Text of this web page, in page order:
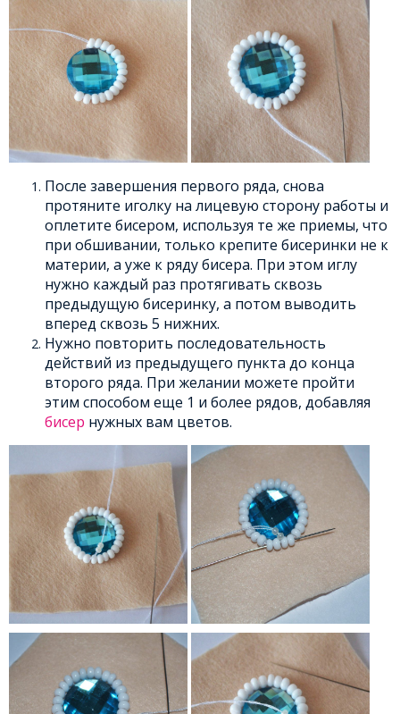
После завершения первого ряда, снова
протяните иголку на лицевую сторону работы и
оплетите бисером, используя те же приемы, что
при обшивании, только крепите бисеринки не к
материи, а уже к ряду бисера. При этом иглу
нужно каждый раз протягивать сквозь
предыдущую бисеринку, а потом выводить
вперед сквозь 5 нижних.
Нужно повторить последовательность
действий из предыдущего пункта до конца
второго ряда. При желании можете пройти
этим способом еще 1 и более рядов, добавляя
бисер нужных вам цветов.